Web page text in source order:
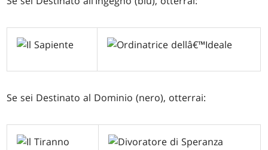
Se sei Destinato al Dominio (nero), otterrai: